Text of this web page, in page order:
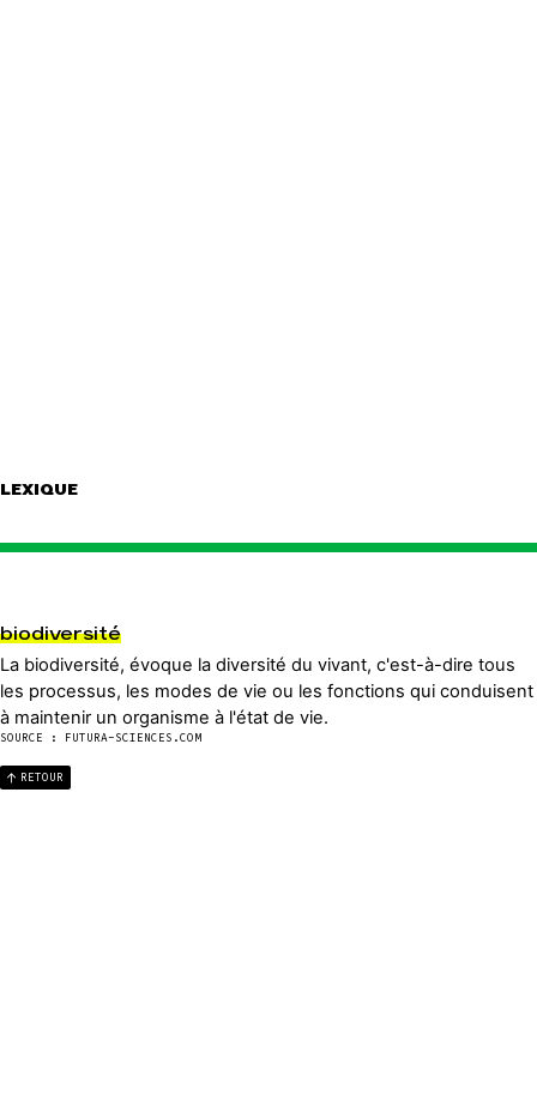
LEXIQUE
biodiversité
La biodiversité, évoque la diversité du vivant, c'est-à-dire tous
les processus, les modes de vie ou les fonctions qui conduisent
à maintenir un organisme à l'état de vie.
SOURCE : FUTURA-SCIENCES.COM
RETOUR